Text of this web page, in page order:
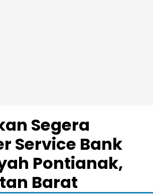
Segera
Service Bank
Pontianak,
Barat